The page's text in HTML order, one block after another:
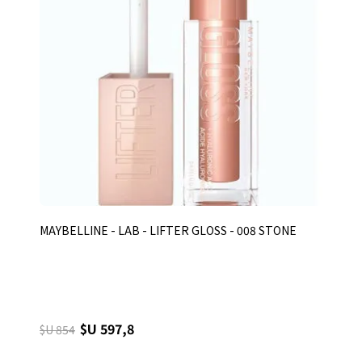
MAYBELLINE - LAB - LIFTER GLOSS - 008 STONE
$U 854 $U 597,8